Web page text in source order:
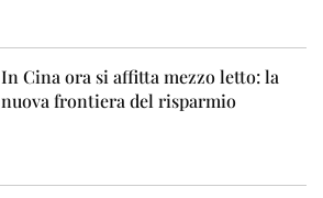
In Cina ora si affitta mezzo letto: la
nuova frontiera del risparmio